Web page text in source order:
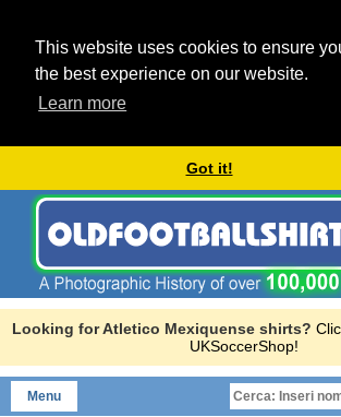
This website uses cookies to ensure
the best experience on our website.
Learn more
Got it!
Looking for Atletico Mexiquense shirts?
UKSoccerShop!
Menu